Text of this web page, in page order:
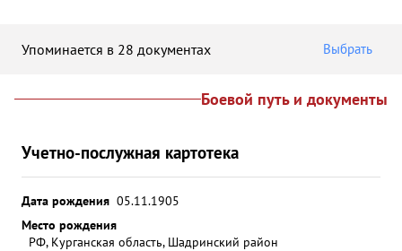
Упоминается в 28 документах Выбрать
Боевой путь и документы
Учетно-послужная картотека
Дата рождения 05.11.1905
Место рождения
РФ, Курганская область, Шадринский район